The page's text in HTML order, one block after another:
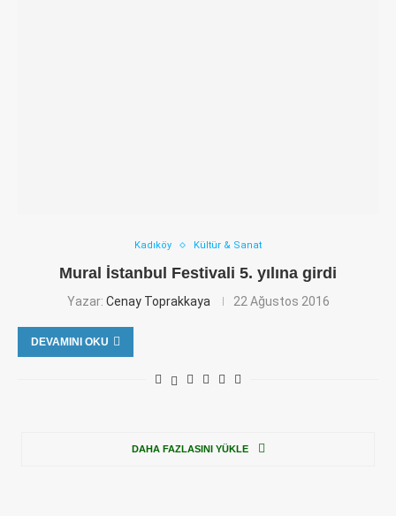
Kadıköy Kültür & Sanat
Mural İstanbul Festivali 5. yılına girdi
Yazar: Cenay Toprakkaya 22 Ağustos 2016
DEVAMINI OKU
DAHA FAZLASINI YÜKLE